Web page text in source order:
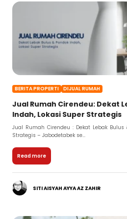
BERITA PROPERTI DIJUAL RUMAH
Jual Rumah Cirendeu: Dekat
Indah, Lokasi Super Strategis
Jual Rumah Cirendeu : Dekat Lebak
Strategis – Jabodetabek se...
Read more
SITI AISYAH AYYA AZ ZAHIR